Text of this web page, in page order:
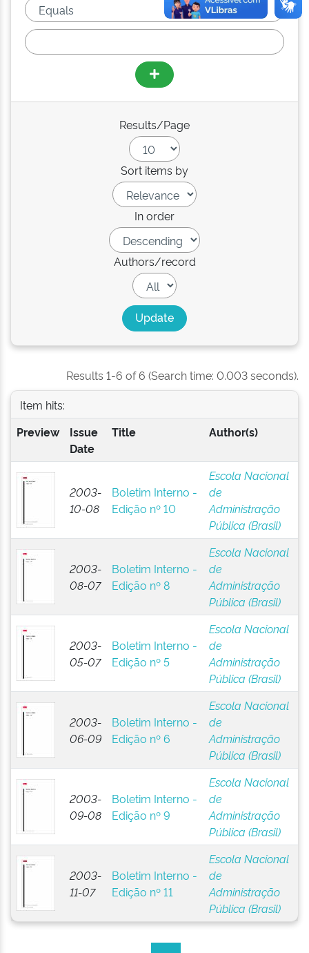
Results/Page
Sort items by
In order
Authors/record
Results 1-6 of 6 (Search time: 0.003 seconds).
Item hits:
Preview
Issue
Date
Title Author(s)
2003-
10-08
Boletim Interno -
Edição nº 10
Escola Nacional
de
Administração
Pública (Brasil)
2003-
08-07
Boletim Interno -
Edição nº 8
Escola Nacional
de
Administração
Pública (Brasil)
2003-
05-07
Boletim Interno -
Edição nº 5
Escola Nacional
de
Administração
Pública (Brasil)
2003-
06-09
Boletim Interno -
Edição nº 6
Escola Nacional
de
Administração
Pública (Brasil)
2003-
09-08
Boletim Interno -
Edição nº 9
Escola Nacional
de
Administração
Pública (Brasil)
2003-
11-07
Boletim Interno -
Edição nº 11
Escola Nacional
de
Administração
Pública (Brasil)